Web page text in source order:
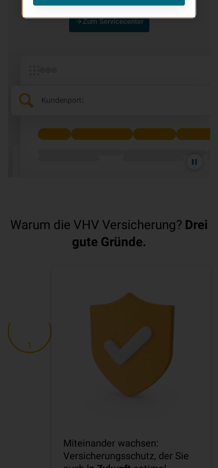
Animation
pausieren
Zum Servicecenter
Kundenportal
Warum die VHV Versicherung? Drei
gute Gründe.
1
Miteinander wachsen:
Versicherungsschutz, der Sie